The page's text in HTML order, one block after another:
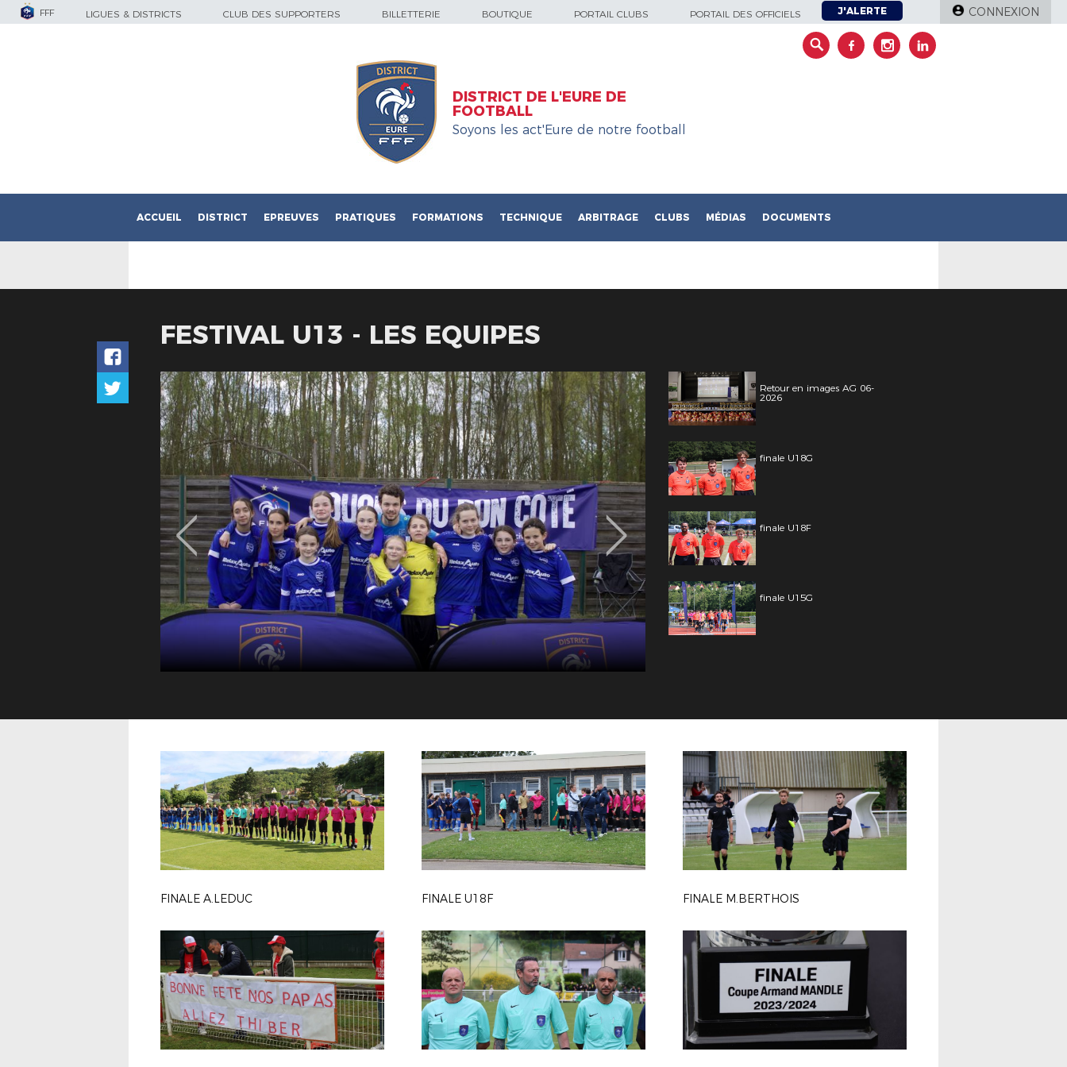
FFF LIGUES & DISTRICTS CLUB DES SUPPORTERS BILLETTERIE BOUTIQUE PORTAIL CLUBS PORTAIL DES OFFICIELS J'ALERTE CONNEXION
DISTRICT DE L'EURE DE
FOOTBALL
Soyons les act'Eure de notre football
ACCUEIL DISTRICT EPREUVES PRATIQUES FORMATIONS TECHNIQUE ARBITRAGE CLUBS MÉDIAS DOCUMENTS
FESTIVAL U13 - LES EQUIPES
Retour en images AG 06-
2026
finale U18G
finale U18F
finale U15G
FINALE A.LEDUC FINALE U18F FINALE M.BERTHOIS